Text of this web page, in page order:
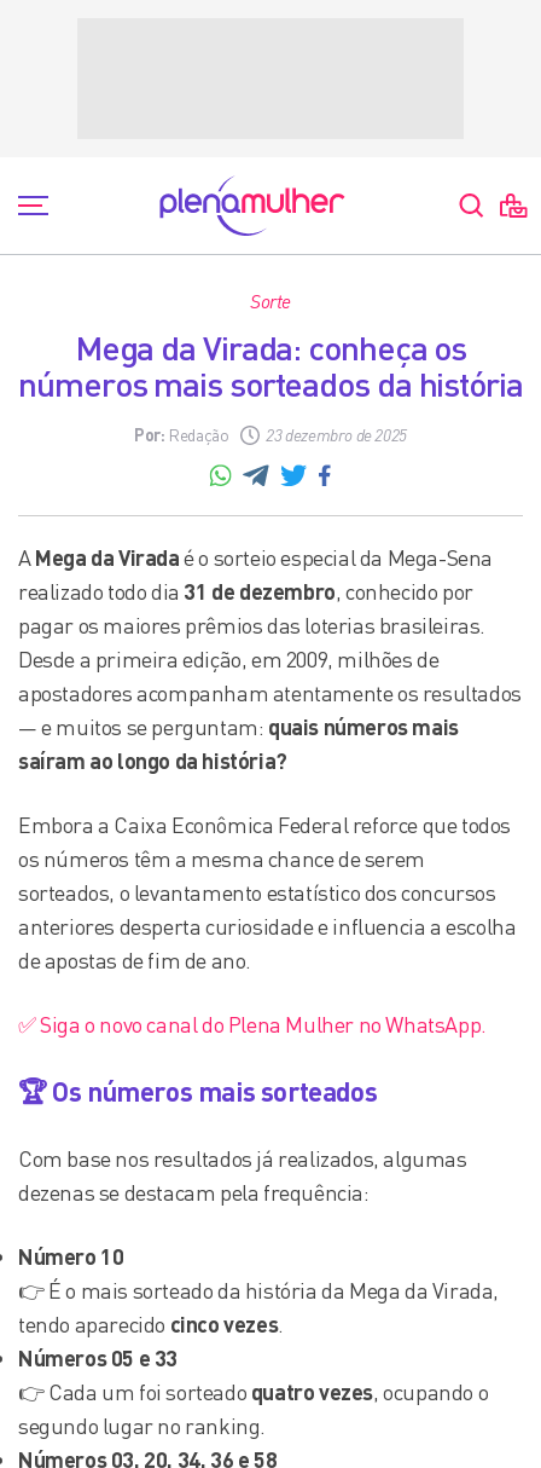
Sorte
Mega da Virada: conheça os
números mais sorteados da história
Por: Redação 23 dezembro de 2025
AMega da Viradaé o sorteio especial da Mega-Sena
realizado todo dia 31 de dezembro, conhecido por
pagar os maiores prêmios das loterias brasileiras.
Desde a primeira edição, em 2009, milhões de
apostadores acompanham atentamente os resultados
— e muitos se perguntam: quais números mais
saíram ao longo da história?
Embora a Caixa Econômica Federal reforce que todos
os números têm a mesma chance de serem
sorteados, o levantamento estatístico dos concursos
anteriores desperta curiosidade e influencia a escolha
de apostas de fim de ano.
✅ Siga o novo canal do Plena Mulher no WhatsApp.
🏆 Os números mais sorteados
Com base nos resultados já realizados, algumas
dezenas se destacam pela frequência:
Número 10
👉 É o mais sorteado da história da Mega da Virada,
tendo aparecido cinco vezes.
Números 05 e 33
👉 Cada um foi sorteado quatro vezes, ocupando o
segundo lugar no ranking.
Números 03, 20, 34, 36 e 58